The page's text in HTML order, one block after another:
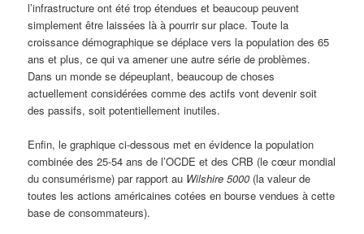
l’infrastructure ont été trop étendues et beaucoup peuvent
simplement être laissées là à pourrir sur place. Toute la
croissance démographique se déplace vers la population des 65
ans et plus, ce qui va amener une autre série de problèmes.
Dans un monde se dépeuplant, beaucoup de choses
actuellement considérées comme des actifs vont devenir soit
des passifs, soit potentiellement inutiles.
Enfin, le graphique ci-dessous met en évidence la population
combinée des 25-54 ans de l’OCDE et des CRB (le cœur mondial
du consumérisme) par rapport au Wilshire 5000 (la valeur de
toutes les actions américaines cotées en bourse vendues à cette
base de consommateurs).